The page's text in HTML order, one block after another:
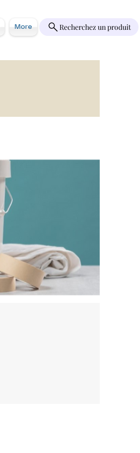
More Recherchez un produit